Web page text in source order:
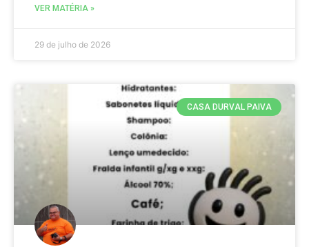
VER MATÉRIA »
29 de julho de 2026
CASA DURVAL PAIVA